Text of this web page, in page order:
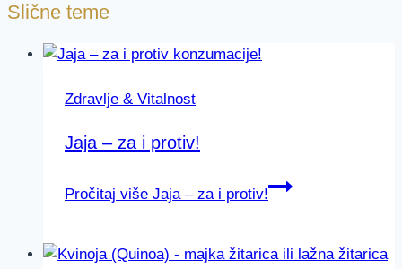
Slične teme
Zdravlje & Vitalnost
Jaja – za i protiv!
Pročitaj više Jaja – za i protiv!